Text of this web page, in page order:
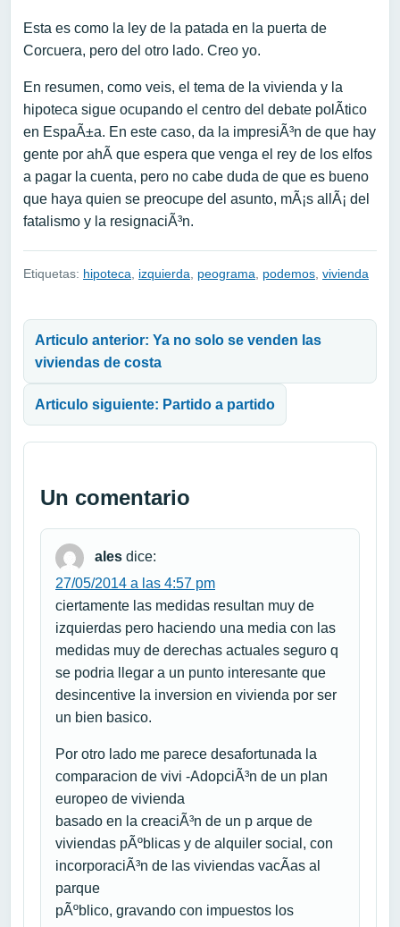
Esta es como la ley de la patada en la puerta de
Corcuera, pero del otro lado. Creo yo.
En resumen, como veis, el tema de la vivienda y la
hipoteca sigue ocupando el centro del debate polÃ­tico
en EspaÃ±a. En este caso, da la impresiÃ³n de que hay
gente por ahÃ­ que espera que venga el rey de los elfos
a pagar la cuenta, pero no cabe duda de que es bueno
que haya quien se preocupe del asunto, mÃ¡s allÃ¡ del
fatalismo y la resignaciÃ³n.
Etiquetas: hipoteca izquierda peograma podemos vivienda
Articulo anterior: Ya no solo se venden las
viviendas de costa
Articulo siguiente: Partido a partido
Un comentario
ales dice:
27/05/2014 a las 4:57 pm
ciertamente las medidas resultan muy de
izquierdas pero haciendo una media con las
medidas muy de derechas actuales seguro q
se podria llegar a un punto interesante que
desincentive la inversion en vivienda por ser
un bien basico.
Por otro lado me parece desafortunada la
comparacion de vivi -AdopciÃ³n de un plan
europeo de vivienda
basado en la creaciÃ³n de un p arque de
viviendas pÃºblicas y de alquiler social, con
incorporaciÃ³n de las viviendas vacÃ­as al
parque
pÃºblico, gravando con impuestos los